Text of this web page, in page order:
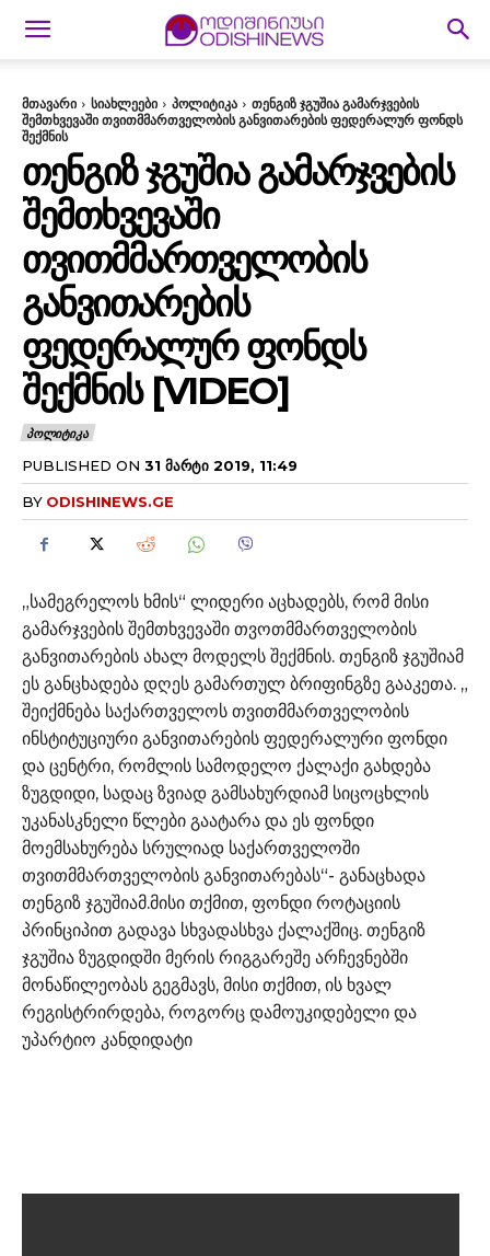
მთავარი სიახლეები პოლიტიკა
თენგიზ ჯგუშია გამარჯვების
შემთხვევაში თვითმმართველობის განვითარების ფედერალურ ფონდს
შექმნის
ᲗᲔᲜᲒᲘᲖ ᲯᲒᲣᲨᲘᲐ ᲒᲐᲛᲐᲠᲯᲕᲔᲑᲘᲡ
ᲨᲔᲛᲗᲮᲕᲔᲕᲐᲨᲘ
ᲗᲕᲘᲗᲛᲛᲐᲠᲗᲕᲔᲚᲝᲑᲘᲡ
ᲒᲐᲜᲕᲘᲗᲐᲠᲔᲑᲘᲡ
ᲤᲔᲓᲔᲠᲐᲚᲣᲠ ᲤᲝᲜᲓᲡ
ᲨᲔᲥᲛᲜᲘᲡ [VIDEO]
ᲞᲝᲚᲘᲢᲘᲙᲐ
PUBLISHED ON 31 ᲛᲐᲠᲢᲘ 2019, 11:49
BY ODISHINEWS.GE
„სამეგრელოს ხმის“ ლიდერი აცხადებს, რომ მისი
გამარჯვების შემთხვევაში თვოთმმართველობის
განვითარების ახალ მოდელს შექმნის. თენგიზ ჯგუშიამ
ეს განცხადება დღეს გამართულ ბრიფინგზე გააკეთა. „
შეიქმნება საქართველოს თვითმმართველობის
ინსტიტუციური განვითარების ფედერალური ფონდი
და ცენტრი, რომლის სამოდელო ქალაქი გახდება
ზუგდიდი, სადაც ზვიად გამსახურდიამ სიცოცხლის
უკანასკნელი წლები გაატარა და ეს ფონდი
მოემსახურება სრულიად საქართველოში
თვითმმართველობის განვითარებას“- განაცხადა
თენგიზ ჯგუშიამ.მისი თქმით, ფონდი როტაციის
პრინციპით გადავა სხვადასხვა ქალაქშიც. თენგიზ
ჯგუშია ზუგდიდში მერის რიგგარეშე არჩევნებში
მონაწილეობას გეგმავს, მისი თქმით, ის ხვალ
რეგისტრირდება, როგორც დამოუკიდებელი და
უპარტიო კანდიდატი